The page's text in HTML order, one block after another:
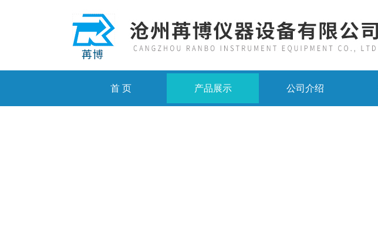
首 页 产品展示 公司介绍